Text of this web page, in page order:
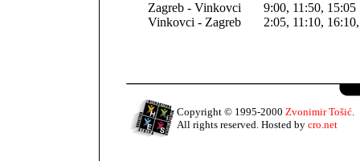
Zagreb - Vinkovci
Vinkovci - Zagreb
9:00, 11:50, 15:05
2:05, 11:10,
Copyright © 1995-2000 Zvonimir Tošić.
All rights reserved. Hosted by cro.net